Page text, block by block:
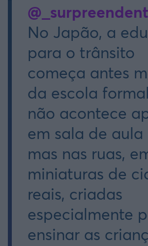
No Japão, a
para o trânsito
começa antes
da escola
não acontece
em sala de
mas nas ruas,
miniaturas de
reais, criadas
especialmente
ensinar as